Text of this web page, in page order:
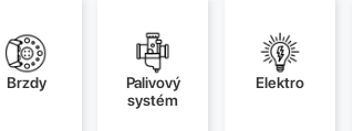
Brzdy
Palivový
systém
Elektro